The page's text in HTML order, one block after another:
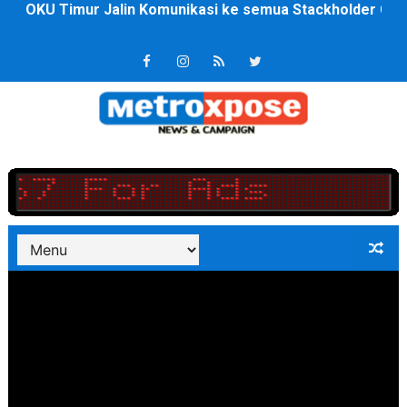
DPRD Kota Bekasi Minta Penanganan Pencemaran
Jelang HUT RI ke 81Turnamen Olah Anak Muda Kota
Bobby Nasution Fokus Infrastruktur Daerah saat
Kompol Pieter Fredy Matahelumual Resmi Jadi
Anggota DPRD SBB Beri Masukan kepada Kadis
Air Sungai Bekasi Menghitam Berbusa dan Bau